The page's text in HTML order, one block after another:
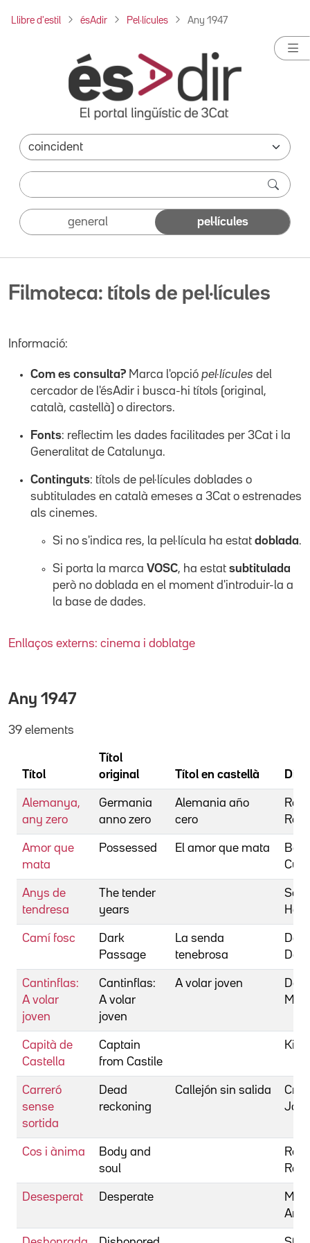
Llibre d'estil ésAdir Pel·lícules Any 1947
general pel·lícules
Filmoteca: títols de pel·lícules
Informació:
Com es consulta? Marca l'opció pel·lícules del
cercador de l'ésAdir i busca-hi títols (original,
català, castellà) o directors.
Fonts: reflectim les dades facilitades per 3Cat i la
Generalitat de Catalunya.
Continguts: títols de pel·lícules doblades o
subtitulades en català emeses a 3Cat o estrenades
als cinemes.
Si no s'indica res, la pel·lícula ha estat doblada.
Si porta la marca VOSC, ha estat subtitulada
però no doblada en el moment d'introduir-la a
la base de dades.
Enllaços externs: cinema i doblatge
Any 1947
39 elements
Títol
Títol
original
Títol en castellà
Alemanya,
any zero
Germania
anno zero
Alemania año
cero
Amor que
mata
Possessed El amor que mata
Anys de
tendresa
The tender
years
Camí fosc
Dark
Passage
La senda
tenebrosa
Cantinflas:
A volar
joven
Cantinflas:
A volar
joven
A volar joven
Capità de
Castella
Captain
from Castile
Carreró
sense
sortida
Dead
reckoning
Callejón sin salida
Cos i ànima
Body and
soul
Desesperat Desperate